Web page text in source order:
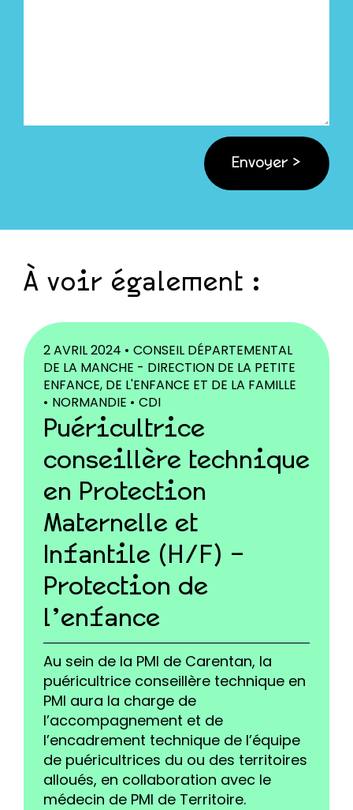
À voir également :
2 AVRIL 2024 • CONSEIL DÉPARTEMENTAL
DE LA MANCHE - DIRECTION DE LA PETITE
ENFANCE, DE L'ENFANCE ET DE LA FAMILLE
• NORMANDIE • CDI
Puéricultrice
conseillère technique
en Protection
Maternelle et
Infantile (H/F) –
Protection de
l’enfance
Au sein de la PMI de Carentan, la
puéricultrice conseillère technique en
PMI aura la charge de
l’accompagnement et de
l’encadrement technique de l’équipe
de puéricultrices du ou des territoires
alloués, en collaboration avec le
médecin de PMI de Territoire.